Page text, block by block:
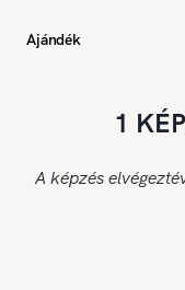
Ajándék
1
A képzés